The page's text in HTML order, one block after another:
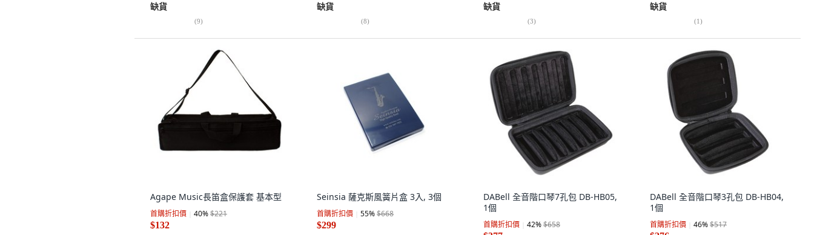
缺貨
(9)
缺貨
(8)
缺貨
(3)
缺貨
(1)
Agape Music長笛盒保護套 基本型
首購折扣價 40%$221
$132
Seinsia 薩克斯風簧片盒 3入, 3個
首購折扣價 55%$668
$299
DABell 全音階口琴7孔包 DB-HB05,
1個
首購折扣價 42%$658
DABell 全音階口琴3孔包 DB-HB04,
1個
首購折扣價 46%$517